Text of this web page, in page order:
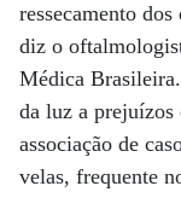
ressecamento
diz o
Médica
da luz a prejuízos
associação de
velas, frequente